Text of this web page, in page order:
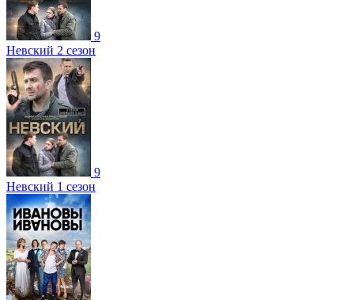
9
Невский 2 сезон
9
Невский 1 сезон